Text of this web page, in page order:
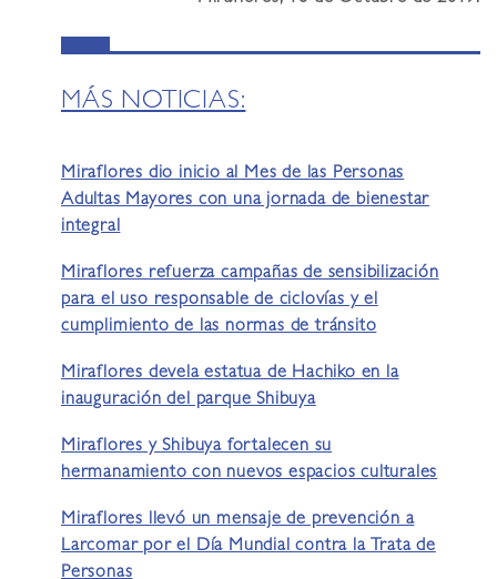
MÁS NOTICIAS:
Miraflores dio inicio al Mes de las Personas
Adultas Mayores con una jornada de bienestar
integral
Miraflores refuerza campañas de sensibilización
para el uso responsable de ciclovías y el
cumplimiento de las normas de tránsito
Miraflores devela estatua de Hachiko en la
inauguración del parque Shibuya
Miraflores y Shibuya fortalecen su
hermanamiento con nuevos espacios culturales
Miraflores llevó un mensaje de prevención a
Larcomar por el Día Mundial contra la Trata de
Personas